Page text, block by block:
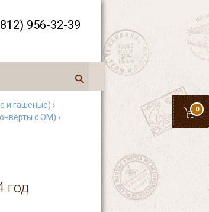
956-32-39
0
и гашеные) ›
с ОМ) ›
год